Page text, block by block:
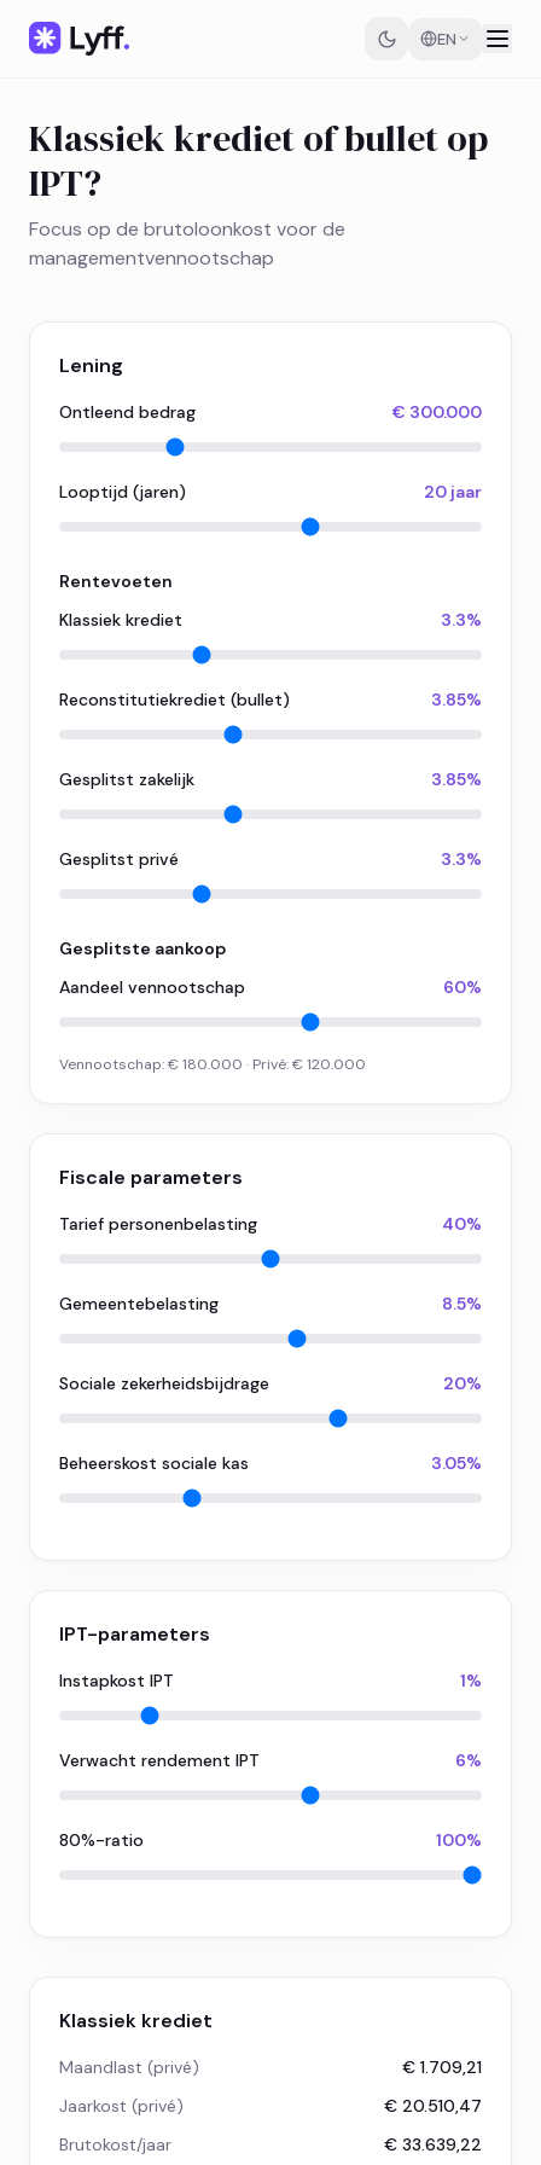
EN
Klassiek krediet of bullet op
IPT?
Focus op de brutoloonkost voor de
managementvennootschap
Lening
Ontleend bedrag € 300.000
Looptijd (jaren) 20 jaar
Rentevoeten
Klassiek krediet
3.3%
Reconstitutiekrediet (bullet) 3.85%
Gesplitst zakelijk 3.85%
Gesplitst privé 3.3%
Gesplitste aankoop
Aandeel vennootschap
60%
Vennootschap:€ 180.000 · Privé:€ 120.000
Fiscale parameters
Tarief personenbelasting 40%
Gemeentebelasting 8.5%
Sociale zekerheidsbijdrage 20%
Beheerskost sociale kas 3.05%
IPT-parameters
Instapkost IPT 1%
Verwacht rendement IPT 6%
80%-ratio 100%
Klassiek krediet
Maandlast (privé)
€ 1.709,21
Jaarkost (privé)
€ 20.510,47
Brutokost/jaar
€ 33.639,22